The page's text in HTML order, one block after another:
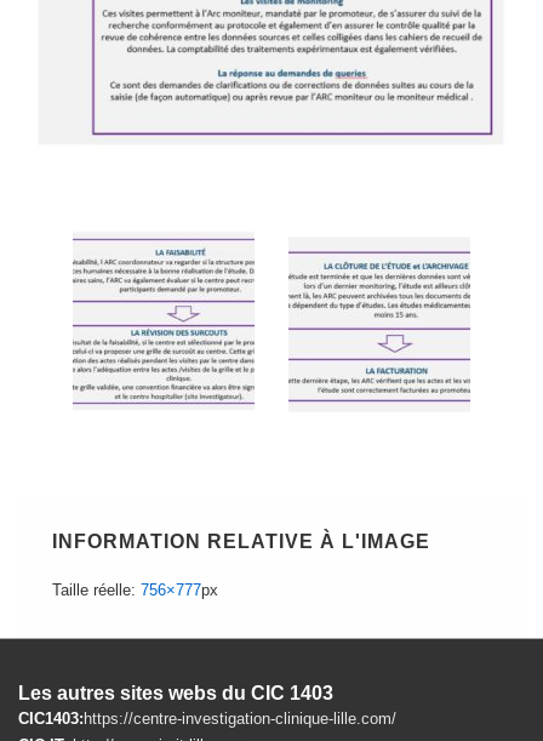
INFORMATION RELATIVE À L'IMAGE
Taille réelle: 756×777px
Les autres sites webs du CIC 1403
CIC1403: https://centre-investigation-clinique-lille.com/